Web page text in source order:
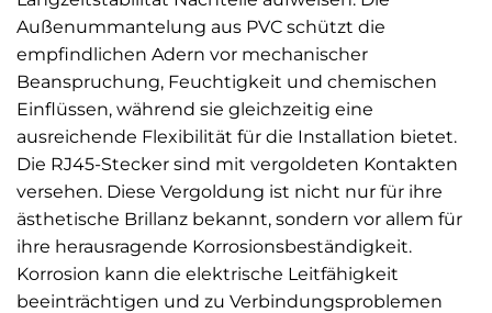
Außenummantelung aus PVC schützt die
empfindlichen Adern vor mechanischer
Beanspruchung, Feuchtigkeit und chemischen
Einflüssen, während sie gleichzeitig eine
ausreichende Flexibilität für die Installation bietet.
Die RJ45-Stecker sind mit vergoldeten Kontakten
versehen. Diese Vergoldung ist nicht nur für ihre
ästhetische Brillanz bekannt, sondern vor allem für
ihre herausragende Korrosionsbeständigkeit.
Korrosion kann die elektrische Leitfähigkeit
beeinträchtigen und zu Verbindungsproblemen